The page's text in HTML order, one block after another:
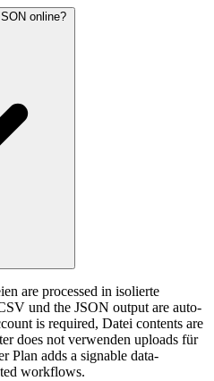
online?
are processed in isolierte
und the JSON output are auto-
is required, Datei contents are
does not verwenden uploads für
Plan adds a signable data-
workflows.